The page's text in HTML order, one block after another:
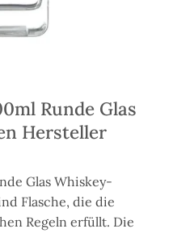
Runde Glas
Hersteller
Glas Whiskey-
Flasche, die die
Regeln erfüllt. Die